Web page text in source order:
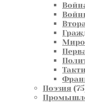
Поэзия 75